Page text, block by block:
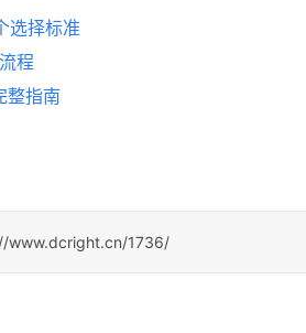
选择标准
程
整指南
www.dcright.cn/1736/